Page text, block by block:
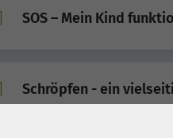
SOS – Mein Kind
Schröpfen - ein